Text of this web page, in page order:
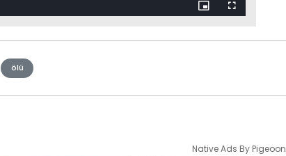
ölü
Native Ads By Pigeoon